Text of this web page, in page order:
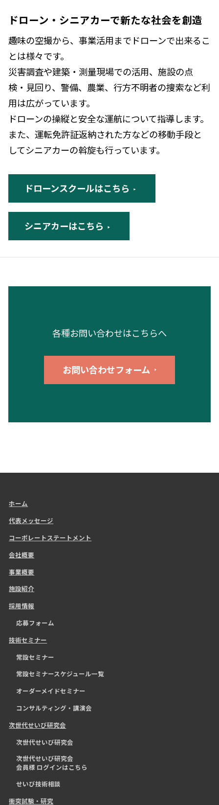
ドローン・シニアカーで新たな社会を創造
趣味の空撮から、事業活用までドローンで出来るこ
とは様々です。
災害調査や建築・測量現場での活用、施設の点
検・見回り、警備、農業、行方不明者の捜索など利
用は広がっています。
ドローンの操縦と安全な運航について指導します。
また、運転免許証返納された方などの移動手段と
してシニアカーの斡旋も行っています。
ドローンスクールはこちら
シニアカーはこちら
各種お問い合わせはこちらへ
お問い合わせフォーム
ホーム
代表メッセージ
コーポレートステートメント
会社概要
事業概要
施設紹介
採用情報
応募フォーム
技術セミナー
常設セミナー
常設セミナースケジュール一覧
オーダーメイドセミナー
コンサルティング・講演会
次世代せいび研究会
次世代せいび研究会
次世代せいび研究会
会員様 ログインはこちら
せいび技術相談
衝突試験・研究